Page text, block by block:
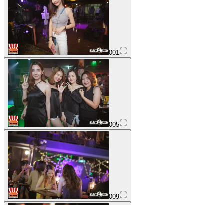
001
005
009